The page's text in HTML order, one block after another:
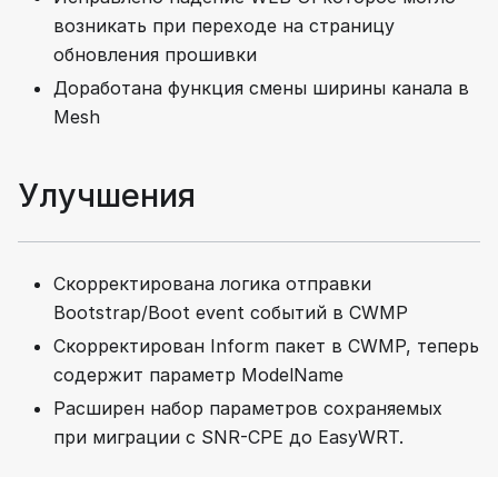
возникать при переходе на страницу
обновления прошивки
Доработана функция смены ширины канала в
Mesh
Улучшения
Скорректирована логика отправки
Bootstrap/Boot event событий в CWMP
Скорректирован Inform пакет в CWMP, теперь
содержит параметр ModelName
Расширен набор параметров сохраняемых
при миграции с SNR-CPE до EasyWRT.